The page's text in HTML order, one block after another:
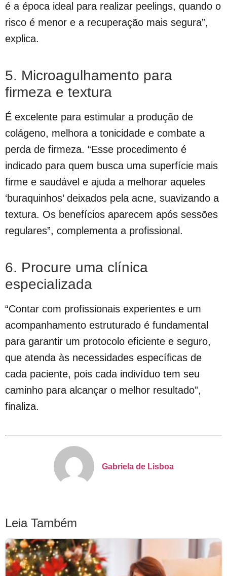
é a época ideal para realizar peelings, quando o
risco é menor e a recuperação mais segura”,
explica.
5. Microagulhamento para
firmeza e textura
É excelente para estimular a produção de
colágeno, melhora a tonicidade e combate a
perda de firmeza. “Esse procedimento é
indicado para quem busca uma superfície mais
firme e saudável e ajuda a melhorar aqueles
‘buraquinhos’ deixados pela acne, suavizando a
textura. Os benefícios aparecem após sessões
regulares”, complementa a profissional.
6. Procure uma clínica
especializada
“Contar com profissionais experientes e um
acompanhamento estruturado é fundamental
para garantir um protocolo eficiente e seguro,
que atenda às necessidades específicas de
cada paciente, pois cada indivíduo tem seu
caminho para alcançar o melhor resultado”,
finaliza.
Gabriela de Lisboa
Leia Também